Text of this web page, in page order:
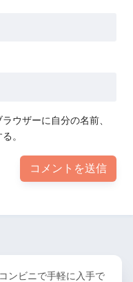
ウザーに自分の名前、
。
ンビニで手軽に入手で